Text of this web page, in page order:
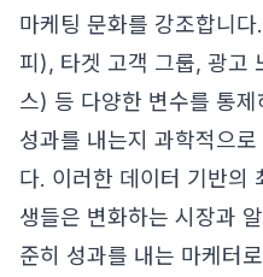
마케팅 문화를 강조합니
피), 타겟 고객 그룹, 광고
스) 등 다양한 변수를 통
성과를 내는지 과학적으
다. 이러한 데이터 기반의
생들은 변화하는 시장과
준히 성과를 내는 마케터